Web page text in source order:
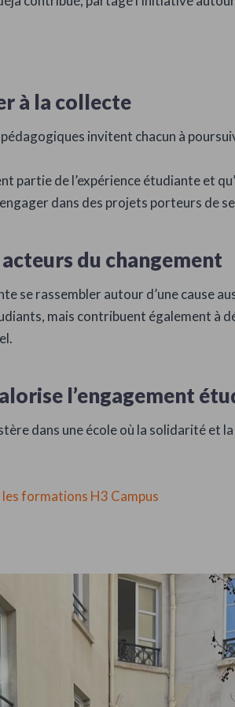
à la collecte
invitent chacun à
partie de l’expérience étudiante et
dans des projets porteurs de
du changement
se rassembler autour d’une cause
mais contribuent également à
l’engagement
dans une école où la solidarité et
formations H3 Campus